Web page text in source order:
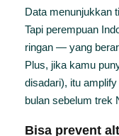
Data menunjukkan
Tapi perempuan
ringan — yang
Plus, jika kamu
disadari), itu
bulan sebelum trek
Bisa prevent